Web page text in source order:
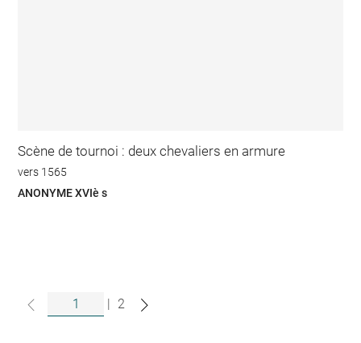
Scène de tournoi : deux chevaliers en armure
vers 1565
ANONYME XVIè s
| 2